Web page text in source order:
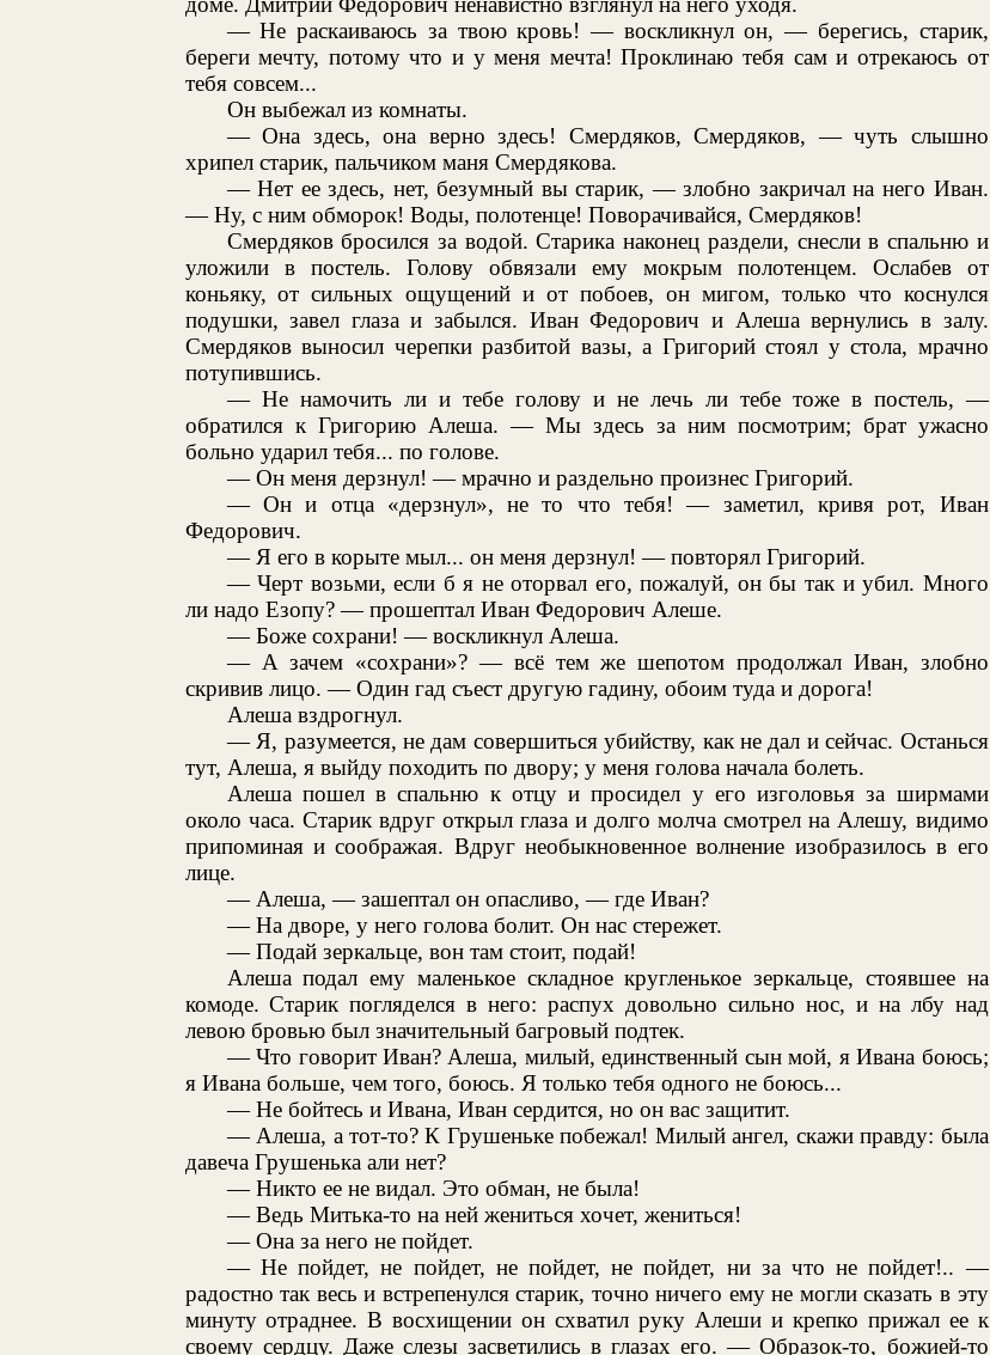
— Не раскаиваюсь за твою кровь! — воскликнул он, — берегись, старик,
береги мечту, потому что и у меня мечта! Проклинаю тебя сам и отрекаюсь от
тебя совсем...
Он выбежал из комнаты.
— Она здесь, она верно здесь! Смердяков, Смердяков, — чуть слышно
хрипел старик, пальчиком маня Смердякова.
— Нет ее здесь, нет, безумный вы старик, — злобно закричал на него Иван.
— Ну, с ним обморок! Воды, полотенце! Поворачивайся, Смердяков!
Смердяков бросился за водой. Старика наконец раздели, снесли в спальню и
уложили в постель. Голову обвязали ему мокрым полотенцем. Ослабев от
коньяку, от сильных ощущений и от побоев, он мигом, только что коснулся
подушки, завел глаза и забылся. Иван Федорович и Алеша вернулись в залу.
Смердяков выносил черепки разбитой вазы, а Григорий стоял у стола, мрачно
потупившись.
— Не намочить ли и тебе голову и не лечь ли тебе тоже в постель, —
обратился к Григорию Алеша. — Мы здесь за ним посмотрим; брат ужасно
больно ударил тебя... по голове.
— Он меня дерзнул! — мрачно и раздельно произнес Григорий.
— Он и отца «дерзнул», не то что тебя! — заметил, кривя рот, Иван
Федорович.
— Я его в корыте мыл... он меня дерзнул! — повторял Григорий.
— Черт возьми, если б я не оторвал его, пожалуй, он бы так и убил. Много
ли надо Езопу? — прошептал Иван Федорович Алеше.
— Боже сохрани! — воскликнул Алеша.
— А зачем «сохрани»? — всё тем же шепотом продолжал Иван, злобно
скривив лицо. — Один гад съест другую гадину, обоим туда и дорога!
Алеша вздрогнул.
— Я, разумеется, не дам совершиться убийству, как не дал и сейчас. Останься
тут, Алеша, я выйду походить по двору; у меня голова начала болеть.
Алеша пошел в спальню к отцу и просидел у его изголовья за ширмами
около часа. Старик вдруг открыл глаза и долго молча смотрел на Алешу, видимо
припоминая и соображая. Вдруг необыкновенное волнение изобразилось в его
лице.
— Алеша, — зашептал он опасливо, — где Иван?
— На дворе, у него голова болит. Он нас стережет.
— Подай зеркальце, вон там стоит, подай!
Алеша подал ему маленькое складное кругленькое зеркальце, стоявшее на
комоде. Старик погляделся в него: распух довольно сильно нос, и на лбу над
левою бровью был значительный багровый подтек.
— Что говорит Иван? Алеша, милый, единственный сын мой, я Ивана боюсь;
я Ивана больше, чем того, боюсь. Я только тебя одного не боюсь...
— Не бойтесь и Ивана, Иван сердится, но он вас защитит.
— Алеша, а тот-то? К Грушеньке побежал! Милый ангел, скажи правду: была
давеча Грушенька али нет?
— Никто ее не видал. Это обман, не была!
— Ведь Митька-то на ней жениться хочет, жениться!
— Она за него не пойдет.
— Не пойдет, не пойдет, не пойдет, не пойдет, ни за что не пойдет!.. —
радостно так весь и встрепенулся старик, точно ничего ему не могли сказать в эту
минуту отраднее. В восхищении он схватил руку Алеши и крепко прижал ее к
своему сердцу. Даже слезы засветились в глазах его. — Образок-то, божией-то